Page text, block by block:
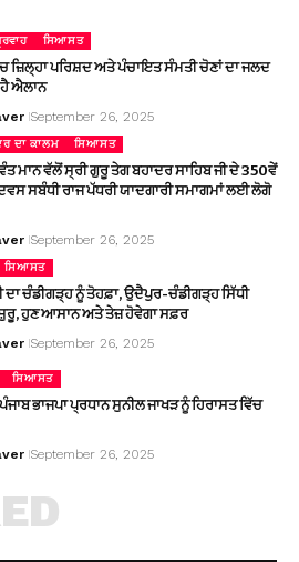
ਸਿਆਸਤ
ਜ਼ਿਲ੍ਹਾ ਪਰਿਸ਼ਦ ਅਤੇ ਪੰਚਾਇਤ ਸੰਮਤੀ ਚੋਣਾਂ ਦਾ ਜਲਦ
ਐਲਾਨ
September 26, 2025
ਦਾ ਕਾਲਮ ਸਿਆਸਤ
ਮਾਨ ਵੱਲੋਂ ਸ੍ਰੀ ਗੁਰੂ ਤੇਗ ਬਹਾਦਰ ਸਾਹਿਬ ਜੀ ਦੇ 350ਵੇਂ
ਸਬੰਧੀ ਰਾਜ ਪੱਧਰੀ ਯਾਦਗਾਰੀ ਸਮਾਗਮਾਂ ਲਈ ਲੋਗੋ
September 26, 2025
ਸਿਆਸਤ
ਦਾ ਚੰਡੀਗੜ੍ਹ ਨੂੰ ਤੋਹਫ਼ਾ, ਉਦੈਪੁਰ-ਚੰਡੀਗੜ੍ਹ ਸਿੱਧੀ
ਹੁਣ ਆਸਾਨ ਅਤੇ ਤੇਜ਼ ਹੋਵੇਗਾ ਸਫ਼ਰ
September 26, 2025
ਸਿਆਸਤ
ਭਾਜਪਾ ਪ੍ਰਧਾਨ ਸੁਨੀਲ ਜਾਖੜ ਨੂੰ ਹਿਰਾਸਤ ਵਿੱਚ
September 26, 2025